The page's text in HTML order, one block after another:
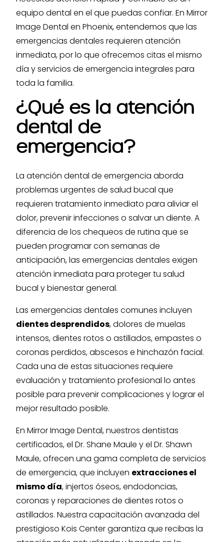
equipo dental en el que puedas confiar. En Mirror
Image Dental en Phoenix, entendemos que las
emergencias dentales requieren atención
inmediata, por lo que ofrecemos citas el mismo
día y servicios de emergencia integrales para
toda la familia.
¿Qué es la atención
dental de
emergencia?
La atención dental de emergencia aborda
problemas urgentes de salud bucal que
requieren tratamiento inmediato para aliviar el
dolor, prevenir infecciones o salvar un diente. A
diferencia de los chequeos de rutina que se
pueden programar con semanas de
anticipación, las emergencias dentales exigen
atención inmediata para proteger tu salud
bucal y bienestar general.
Las emergencias dentales comunes incluyen
dientes desprendidos, dolores de muelas
intensos, dientes rotos o astillados, empastes o
coronas perdidos, abscesos e hinchazón facial.
Cada una de estas situaciones requiere
evaluación y tratamiento profesional lo antes
posible para prevenir complicaciones y lograr el
mejor resultado posible.
En Mirror Image Dental, nuestros dentistas
certificados, el Dr. Shane Maule y el Dr. Shawn
Maule, ofrecen una gama completa de servicios
de emergencia, que incluyen extracciones el
mismo día, injertos óseos, endodoncias,
coronas y reparaciones de dientes rotos o
astillados. Nuestra capacitación avanzada del
prestigioso Kois Center garantiza que recibas la